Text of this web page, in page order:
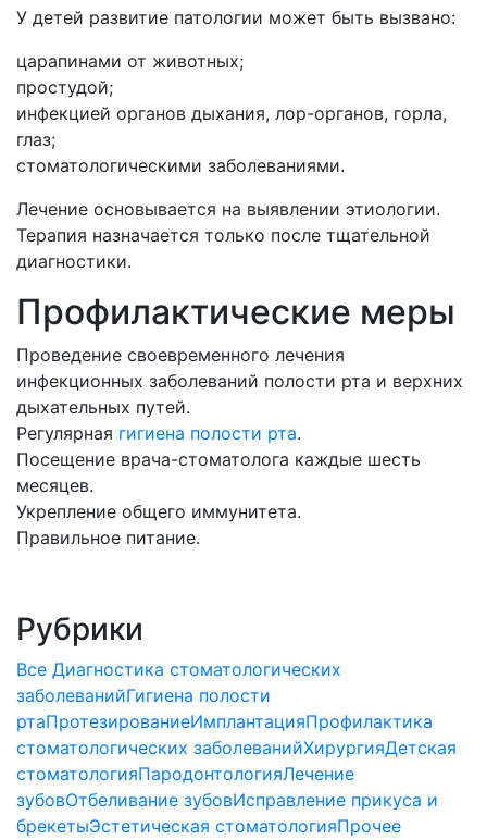
У детей развитие патологии может быть вызвано:
царапинами от животных;
простудой;
инфекцией органов дыхания, лор-органов, горла,
глаз;
стоматологическими заболеваниями.
Лечение основывается на выявлении этиологии.
Терапия назначается только после тщательной
диагностики.
Профилактические меры
Проведение своевременного лечения
инфекционных заболеваний полости рта и верхних
дыхательных путей.
Регулярная гигиена полости рта.
Посещение врача-стоматолога каждые шесть
месяцев.
Укрепление общего иммунитета.
Правильное питание.
Рубрики
Все Диагностика стоматологических
заболеванийГигиена полости
ртаПротезированиеИмплантацияПрофилактика
стоматологических заболеванийХирургияДетская
стоматологияПародонтологияЛечение
зубовОтбеливание зубовИсправление прикуса и
брекетыЭстетическая стоматологияПрочее